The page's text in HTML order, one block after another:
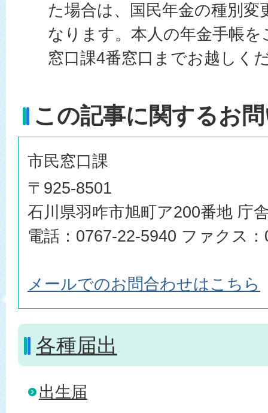
た場合は、国民年金の種別変
なります。本人の年金手帳
窓口課4番窓口までお越しく
この記事に関するお
市民窓口課
〒925-8501
石川県羽咋市旭町ア200番地 庁
電話：0767-22-5940 ファクス
メールでのお問合わせはこちら
各種届出
出生届